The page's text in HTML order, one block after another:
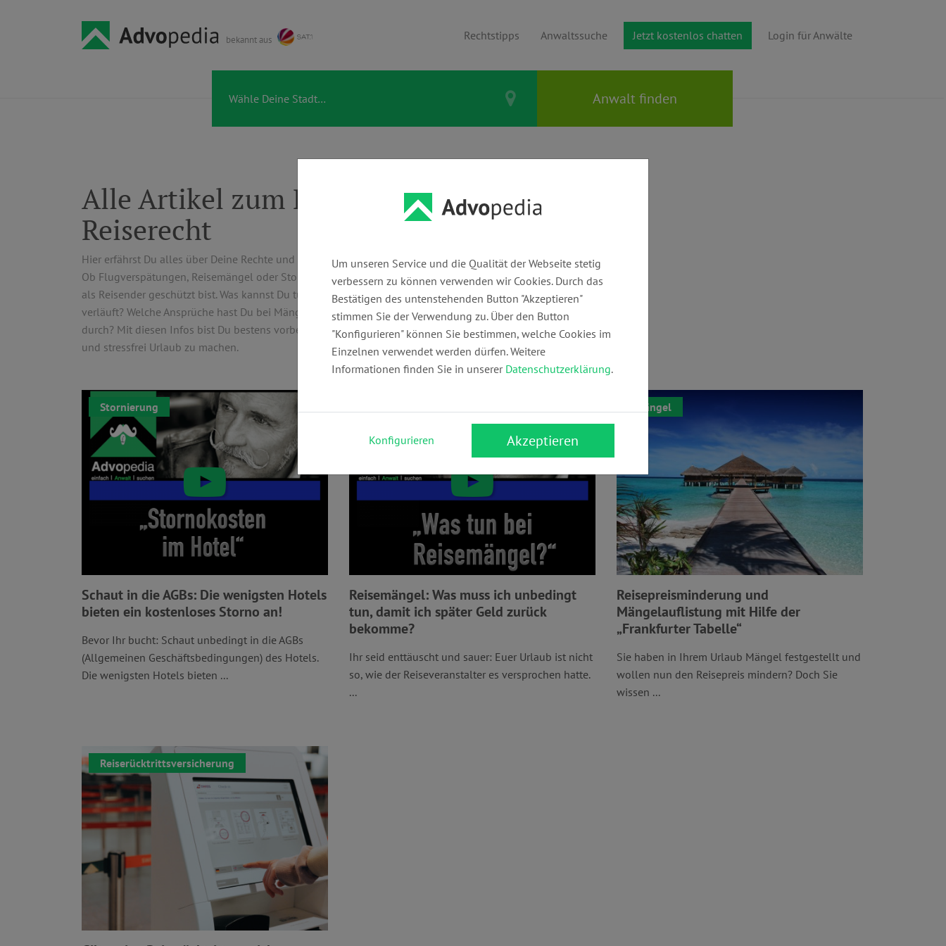
bekannt aus Rechtstipps Anwaltssuche Jetzt kostenlos chatten Login für Anwälte
Alle Artikel zum Rechtsgebiet
Reiserecht
Hier erfährst Du alles über Deine Rechte und Pflichten beim Buchen und Antreten von Reisen.
Ob Flugverspätungen, Reisemängel oder Stornierungen – das Reiserecht sorgt dafür, dass Du
als Reisender geschützt bist. Was kannst Du tun, wenn Dein Urlaub nicht wie geplant
verläuft? Welche Ansprüche hast Du bei Mängeln oder Ausfällen, und wie setzt Du diese
durch? Mit diesen Infos bist Du bestens vorbereitet, um Deine Rechte auf Reisen zu kennen
und stressfrei Urlaub zu machen.
Stornierung
Schaut in die AGBs: Die wenigsten Hotels
bieten ein kostenloses Storno an!
Bevor Ihr bucht: Schaut unbedingt in die AGBs
(Allgemeinen Geschäftsbedingungen) des Hotels.
Die wenigsten Hotels bieten ...
Reisemängel: Was muss ich unbedingt
tun, damit ich später Geld zurück
bekomme?
Ihr seid enttäuscht und sauer: Euer Urlaub ist nicht
so, wie der Reiseveranstalter es versprochen hatte.
...
Mängel
Reisepreisminderung und
Mängelauflistung mit Hilfe der
„Frankfurter Tabelle“
Sie haben in Ihrem Urlaub Mängel festgestellt und
wollen nun den Reisepreis mindern? Doch Sie
wissen ...
Reiserücktrittsversicherung
Um unseren Service und die Qualität der Webseite stetig
verbessern zu können verwenden wir Cookies. Durch das
Bestätigen des untenstehenden Button "Akzeptieren"
stimmen Sie der Verwendung zu. Über den Button
"Konfigurieren" können Sie bestimmen, welche Cookies im
Einzelnen verwendet werden dürfen. Weitere
Informationen finden Sie in unserer Datenschutzerklärung.
Konfigurieren Akzeptieren